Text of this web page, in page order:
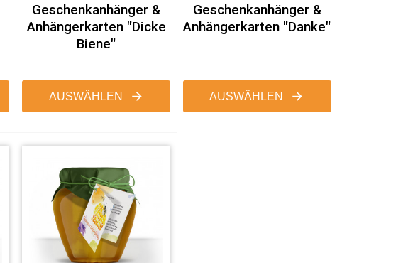
Geschenkanhänger &
Anhängerkarten "Dicke
Biene"
AUSWÄHLEN
Geschenkanhänger &
Anhängerkarten "Danke"
AUSWÄHLEN